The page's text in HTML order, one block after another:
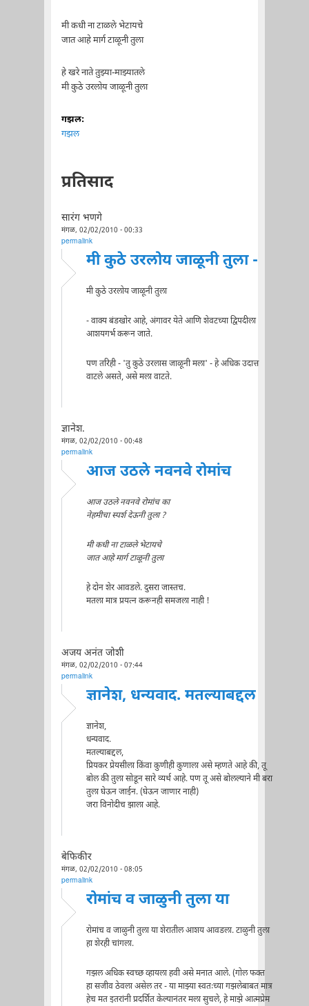
मी कधी ना टाळले भेटायचे
जात आहे मार्ग टाळूनी तुला
हे खरे नाते तुझ्या-माझ्यातले
मी कुठे उरलोय जाळूनी तुला
गझल:
गझल
प्रतिसाद
सारंग भणगे
मंगळ, 02/02/2010 - 00:33
permalink
मी कुठे उरलोय जाळूनी तुला -
मी कुठे उरलोय जाळूनी तुला
- वाक्य बंडखोर आहे, अंगावर येते आणि शेवटच्या द्विपदीला
आशयगर्भ करून जाते.
पण तरिही - 'तु कुठे उरलास जाळूनी मला' - हे अधिक उदात्त
वाटले असते, असे मला वाटते.
ज्ञानेश.
मंगळ, 02/02/2010 - 00:48
permalink
आज उठले नवनवे रोमांच
आज उठले नवनवे रोमांच का
नेहमीचा स्पर्श देऊनी तुला ?
मी कधी ना टाळले भेटायचे
जात आहे मार्ग टाळूनी तुला
हे दोन शेर आवडले. दुसरा जास्तच.
मतला मात्र प्रयत्न करूनही समजला नाही !
अजय अनंत जोशी
मंगळ, 02/02/2010 - 07:44
permalink
ज्ञानेश, धन्यवाद. मतल्याबद्दल
ज्ञानेश,
धन्यवाद.
मतल्याबद्दल,
प्रियकर प्रेयसीला किंवा कुणीही कुणाला असे म्हणते आहे की, तू
बोल की तुला सोडून सारे व्यर्थ आहे. पण तू असे बोलल्याने मी बरा
तुला घेऊन जाईन. (घेऊन जाणार नाही)
जरा विनोदीच झाला आहे.
बेफिकीर
मंगळ, 02/02/2010 - 08:05
permalink
रोमांच व जाळुनी तुला या
रोमांच व जाळुनी तुला या शेरातील आशय आवडला. टाळुनी तुला
हा शेरही चांगला.
गझल अधिक स्वच्छ व्हायला हवी असे मनात आले. (गोल फक्त
हा सजीव ठेवला असेल तर - या माझ्या स्वतःच्या गझलेबाबत मात्र
हेच मत इतरांनी प्रदर्शित केल्यानंतर मला सुचले, हे माझे आत्मप्रेम